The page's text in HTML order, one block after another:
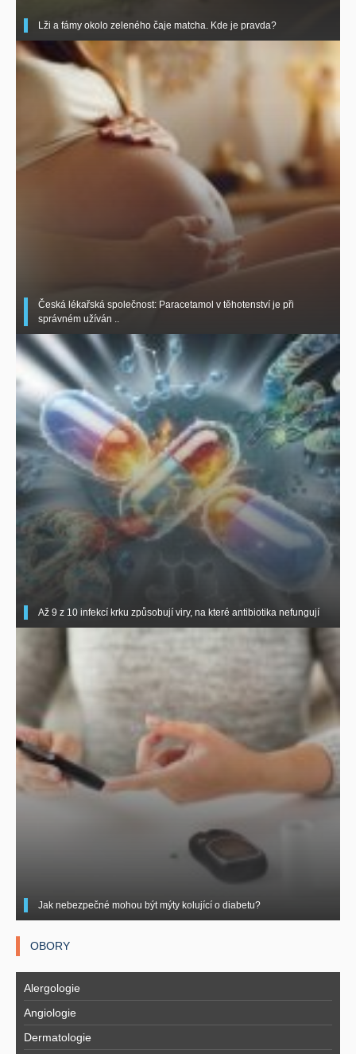
Lži a fámy okolo zeleného čaje matcha. Kde je pravda?
Česká lékařská společnost: Paracetamol v těhotenství je při
správném užíván ..
Až 9 z 10 infekcí krku způsobují viry, na které antibiotika nefungují
Jak nebezpečné mohou být mýty kolující o diabetu?
OBORY
Alergologie
Angiologie
Dermatologie